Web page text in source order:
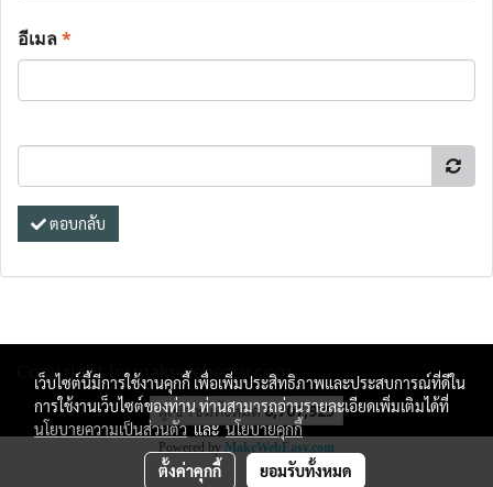
อีเมล*
ตอบกลับ
Copy right by makewebeasy.com
ผู้เข้าชมทั้งหมด 6,707,925
Powered by MakeWebEasy.com
เว็บไซต์นี้มีการใช้งานคุกกี้ เพื่อเพิ่มประสิทธิภาพและประสบการณ์ที่ดีใน
การใช้งานเว็บไซต์ของท่าน ท่านสามารถอ่านรายละเอียดเพิ่มเติมได้ที่
นโยบายความเป็นส่วนตัวและนโยบายคุกกี้
ตั้งค่าคุกกี้ ยอมรับทั้งหมด